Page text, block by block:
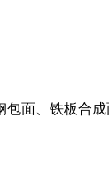
面、铁板合